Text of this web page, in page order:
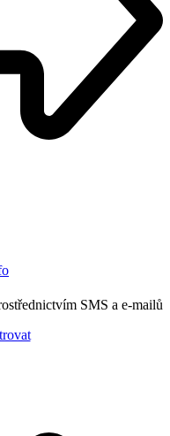
SMS a e-mailů